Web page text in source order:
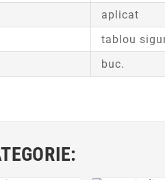
aplicat
tablou
buc.